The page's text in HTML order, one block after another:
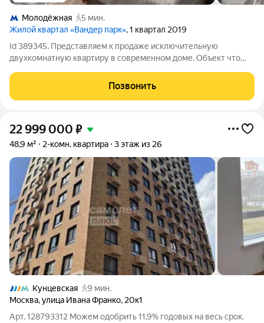
Молодёжная
5 мин.
Жилой квартал «Вандер парк», 1 квартал 2019
Id 389345. Представляем к продаже исключительную
двухкомнатную квартиру в современном доме. Объект что
Квартира выполнена с дизайнерским ремонтом. Высокие
потолки, качественная отделка и полная
Позвонить
22 999 000 ₽
48,9 м² 2-комн. квартира 3 этаж из 26
Кунцевская
9 мин.
Москва,улица Ивана Франко, 20к1
Арт. 128793312 Можем одобрить 11,9% годовых на весь срок.